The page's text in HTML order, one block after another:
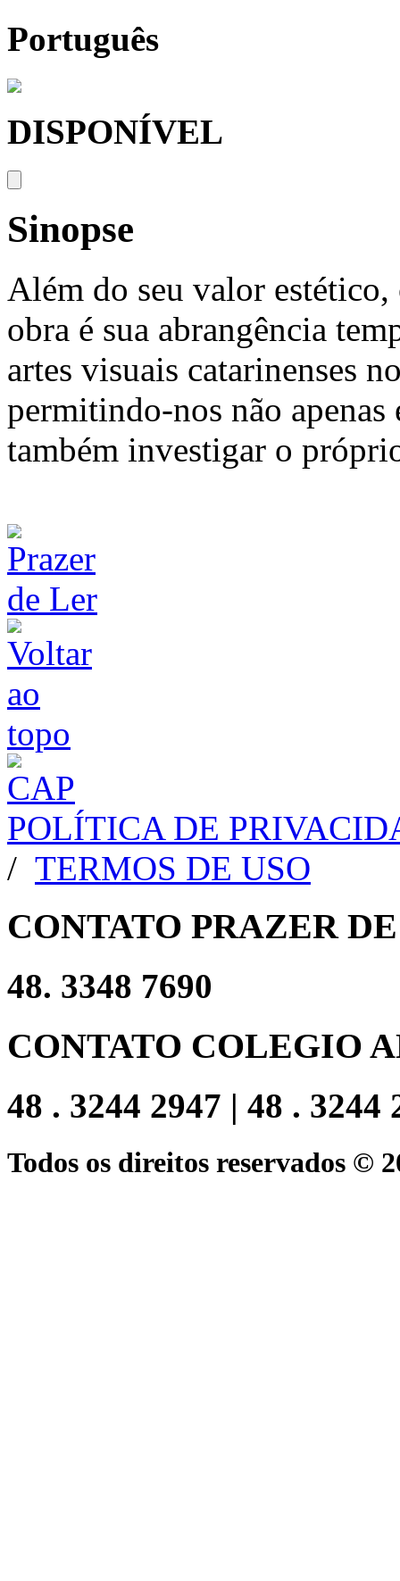
Português
DISPONÍVEL
Sinopse
Além do seu valor
obra é sua abrangência
artes visuais catarinenses
permitindo-nos não apenas
também investigar o
POLÍTICA DE
/ TERMOS DE USO
CONTATO PRAZER
48. 3348 7690
CONTATO COLEGIO
48 . 3244 2947 | 48 . 3244
Todos os direitos reservados ©